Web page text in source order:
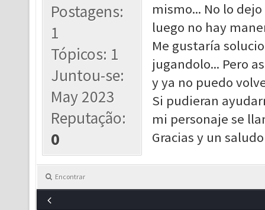
Postagens:
1
Tópicos: 1
Juntou-se:
May 2023
Reputação:
0
mismo... No lo
luego no hay
Me gustaría
jugandolo... Pero
y ya no puedo
Si pudieran
mi personaje se
Gracias y un
Encontrar